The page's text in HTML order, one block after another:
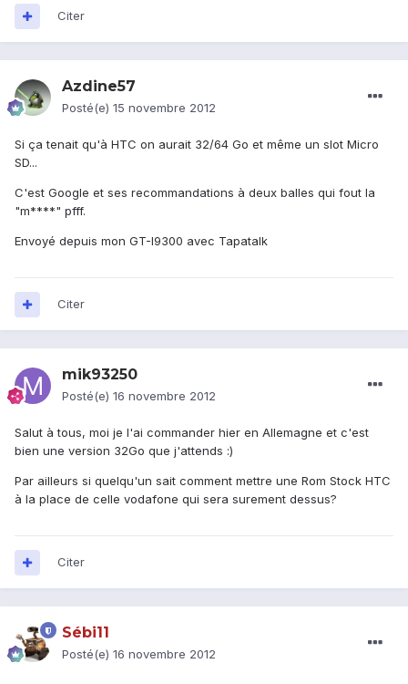
Citer
Azdine57
Posté(e) 15 novembre 2012
Si ça tenait qu'à HTC on aurait 32/64 Go et même un slot Micro
SD...
C'est Google et ses recommandations à deux balles qui fout la
"m****" pfff.
Envoyé depuis mon GT-I9300 avec Tapatalk
Citer
mik93250
Posté(e) 16 novembre 2012
Salut à tous, moi je l'ai commander hier en Allemagne et c'est
bien une version 32Go que j'attends :)
Par ailleurs si quelqu'un sait comment mettre une Rom Stock HTC
à la place de celle vodafone qui sera surement dessus?
Citer
Sébi11
Posté(e) 16 novembre 2012